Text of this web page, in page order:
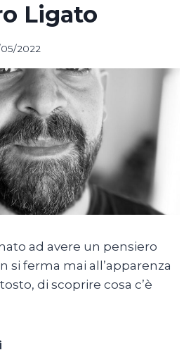
Ligato
05/2022
ad avere un pensiero
si ferma mai all’apparenza
di scoprire cosa c’è